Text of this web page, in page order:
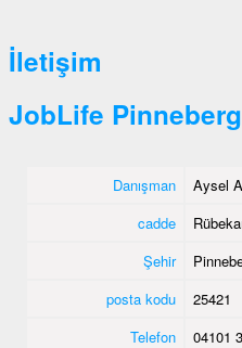
İletişim
JobLife Pinneberg
Danışman
Aysel
cadde
Şehir
posta kodu
25421
Telefon
04101